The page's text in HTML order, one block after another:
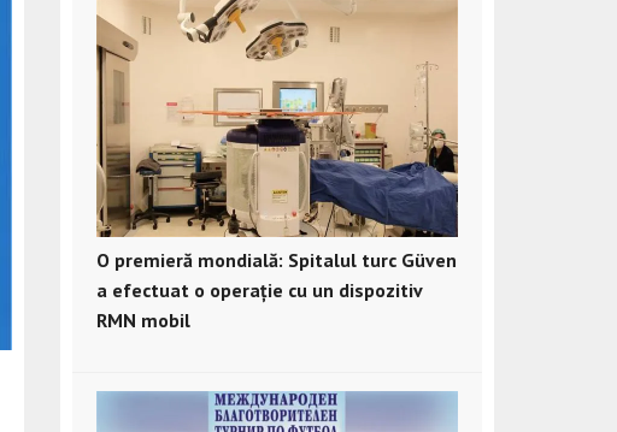
O premieră mondială: Spitalul turc Güven
a efectuat o operație cu un dispozitiv
RMN mobil